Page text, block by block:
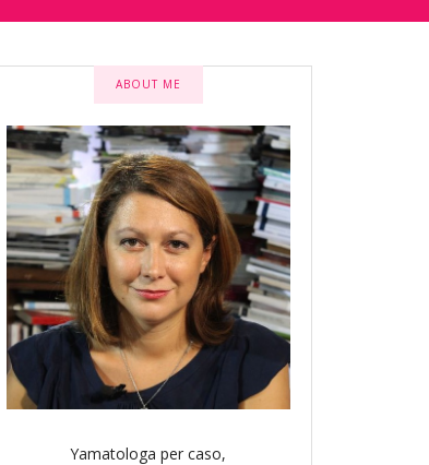
ABOUT ME
Yamatologa per caso,